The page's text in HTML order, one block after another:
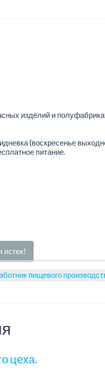
изделий и
(воскресенье
питание.
истек!
пищевого
цеха.